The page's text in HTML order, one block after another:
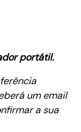
portátil.
um email
a sua